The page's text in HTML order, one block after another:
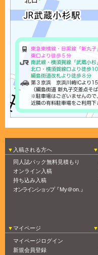
入稿される方へ
同人誌パック無料見積もり
オンライン入稿
持ち込み入稿
オンラインショップ『My＠on.』
マイページ
マイページログイン
新規会員登録